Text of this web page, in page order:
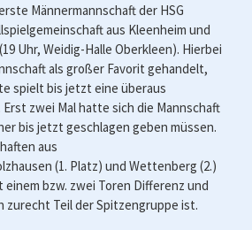
Männermannschaft der HSG
aus Kleenheim und
Uhr, Weidig-Halle Oberkleen). Hierbei
als großer Favorit gehandelt,
spielt bis jetzt eine überaus
zwei Mal hatte sich die Mannschaft
bis jetzt geschlagen geben müssen.
aus
(1. Platz) und Wettenberg (2.)
einem bzw. zwei Toren Differenz und
zurecht Teil der Spitzengruppe ist.